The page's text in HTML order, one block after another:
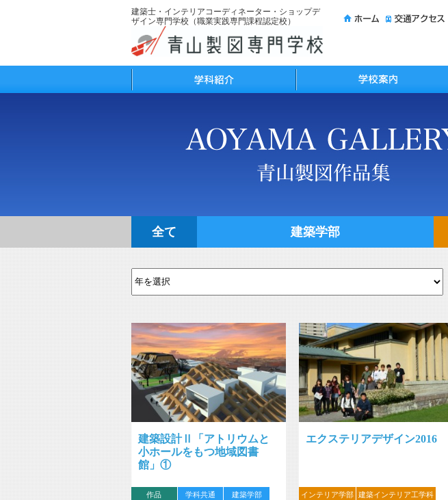
建築士・インテリアコーディネーター・ショップデ
ザイン専門学校（職業実践専門課程認定校）
全て 建築学部
建築設計Ⅱ「アトリウムと
小ホールをもつ地域図書
館」①
作品 学科共通
建築学部
エクステリアデザイン2016
インテリア学部
建築インテリア工学科